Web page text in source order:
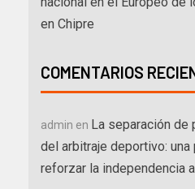
en Chipre
COMENTARIOS
admin en La separación de
del arbitraje deportivo: una
reforzar la independencia